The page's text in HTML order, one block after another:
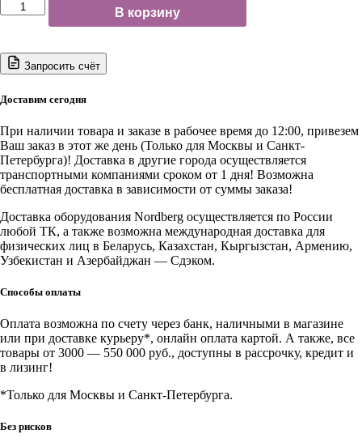
Количество
товара
КРАСКОПУЛЬТ
HVLP
верхним
сопло
2,0
мм
В корзину
Запросить счёт
Доставим сегодня
При наличии товара и заказе в рабочее время до 12:00, привезем
Ваш заказ в этот же день (Только для Москвы и Санкт-
Петербурга)! Доставка в другие города осуществляется
транспортными компаниями сроком от 1 дня! Возможна
бесплатная доставка в зависимости от суммы заказа!
Доставка оборудования Nordberg осуществляется по России
любой ТК, а также возможна международная доставка для
физических лиц в Беларусь, Казахстан, Кыргызстан, Армению,
Узбекистан и Азербайджан — Сдэком.
Способы оплаты
Оплата возможна по счету через банк, наличными в магазине
или при доставке курьеру*, онлайн оплата картой. А также, все
товары от 3000 — 550 000 руб., доступны в рассрочку, кредит и
в лизинг!
*Только для Москвы и Санкт-Петербурга.
Без рисков